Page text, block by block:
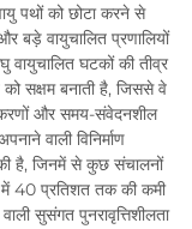
पथों को छोटा करने से
बड़े वायुचालित प्रणालियों
वायुचालित घटकों की तीव्र
सक्षम बनाती है, जिससे वे
और समय-संवेदनशील
वाली विनिर्माण
की है, जिनमें से कुछ संचालनों
में 40 प्रतिशत तक की कमी
सुसंगत पुनरावृत्तिशीलता